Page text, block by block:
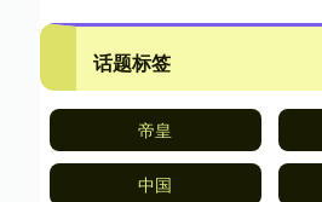
话题标签
帝皇
中国